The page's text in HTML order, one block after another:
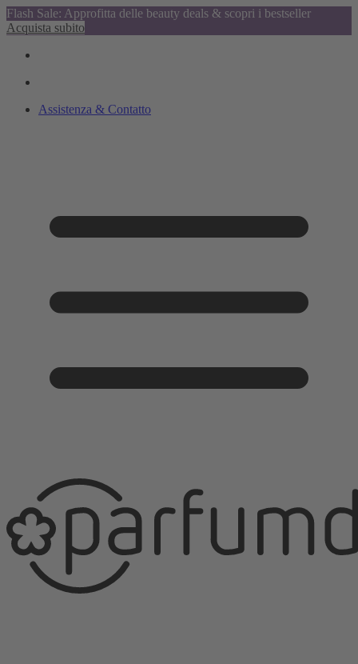
Flash Sale: Approfitta delle beauty deals & scopri i bestseller
Acquista subito
Assistenza & Contatto